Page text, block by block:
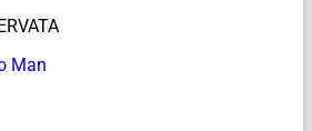
Man